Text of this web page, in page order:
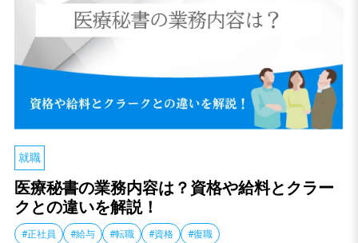
就職
医療秘書の業務内容は？資格や給料とクラー
クとの違いを解説！
#正社員 #給与 #転職 #資格 #復職